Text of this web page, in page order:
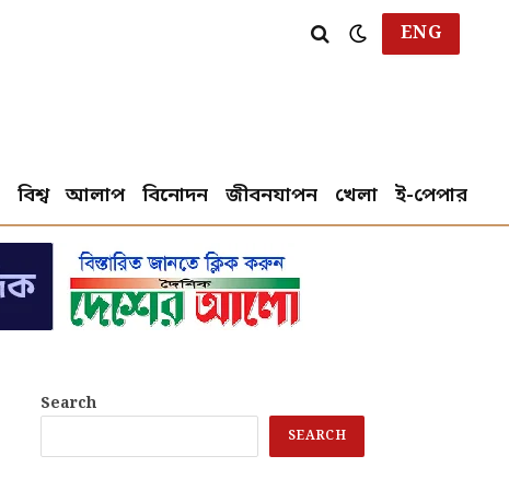
ENG
বিশ্ব আলাপ বিনোদন জীবনযাপন খেলা ই-পেপার
Search
SEARCH